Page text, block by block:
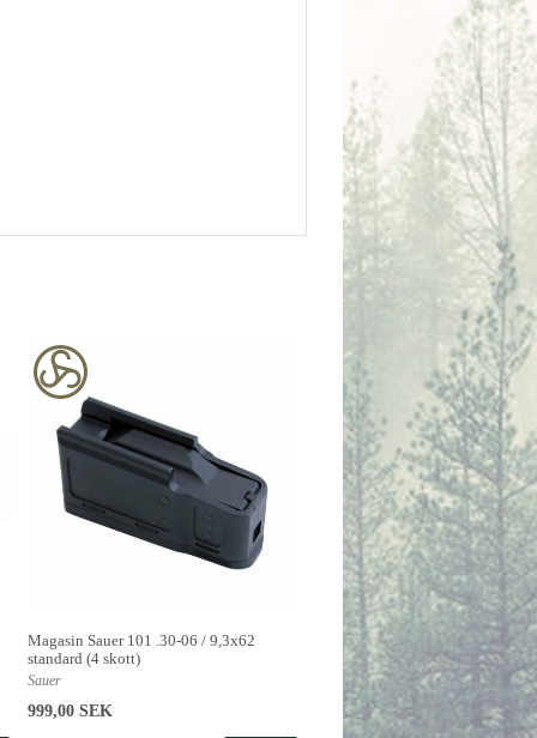
Magasin Sauer 101 .30-06 / 9,3x62
standard (4 skott)
Sauer
999,00 SEK